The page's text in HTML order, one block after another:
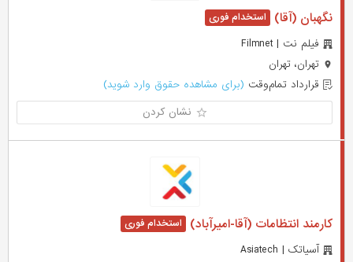
نگهبان (آقا)
فیلم نت | Filmnet
تهران، تهران
قرارداد تمام‌وقت (برای مشاهده حقوق وارد شوید)
نشان کردن
کارمند انتظامات (آقا-امیرآباد)
آسیاتک | Asiatech